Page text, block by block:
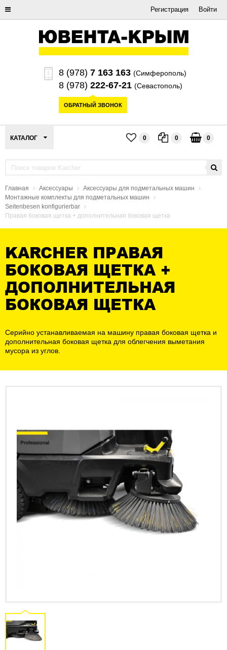
Регистрация Войти
8 (978) 7 163 163 (Симферополь)
8 (978) 222-67-21 (Севастополь)
ОБРАТНЫЙ ЗВОНОК
КАТАЛОГ 0 0 0
Главная Аксессуары
Аксессуары для подметальных машин
Монтажные комплекты для подметальных машин
Seitenbesen konfigurierbar
Правая боковая щетка + дополнительная боковая щетка
KARCHER ПРАВАЯ
БОКОВАЯ ЩЕТКА +
ДОПОЛНИТЕЛЬНАЯ
БОКОВАЯ ЩЕТКА
Серийно устанавливаемая на машину правая боковая щетка и
дополнительная боковая щетка для облегчения выметания
мусора из углов.